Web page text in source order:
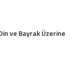
ve Bayrak Üzerine